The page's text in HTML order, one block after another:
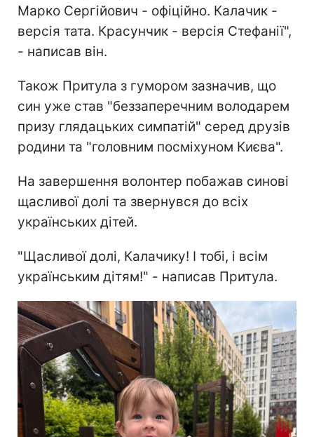
Марко Сергійович - офіційно. Калачик -
версія тата. Красунчик - версія Стефанії",
- написав він.
Також Притула з гумором зазначив, що
син уже став "беззаперечним володарем
призу глядацьких симпатій" серед друзів
родини та "головним посміхуном Києва".
На завершення волонтер побажав синові
щасливої долі та звернувся до всіх
українських дітей.
"Щасливої долі, Калачику! І тобі, і всім
українським дітям!" - написав Притула.